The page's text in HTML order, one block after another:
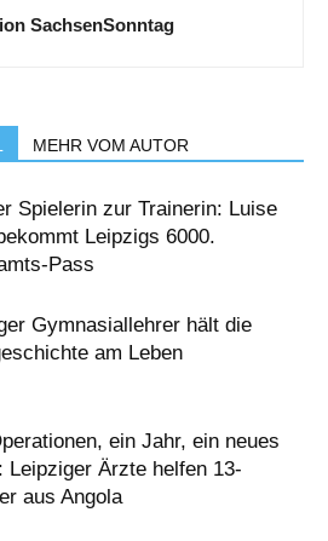
SachsenSonntag
MEHR VOM AUTOR
Spielerin zur Trainerin: Luise
Leipzigs 6000.
Pass
Gymnasiallehrer hält die
am Leben
ein Jahr, ein neues
Leipziger Ärzte helfen 13-
aus Angola